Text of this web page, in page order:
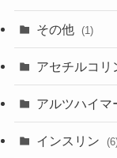
その他 (1)
アセチルコリ
アルツハイマ
インスリン